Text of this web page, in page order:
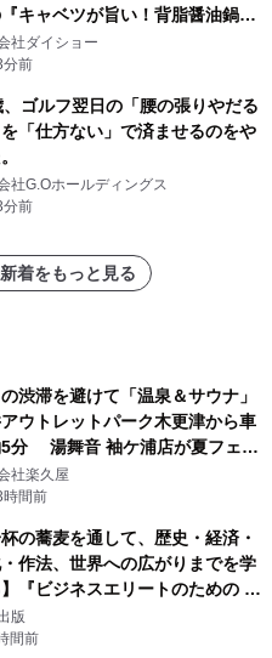
『キャベツが旨い！背脂醤油鍋ス
発売
社ダイショー
分前
ゴルフ翌日の「腰の張りやだる
「仕方ない」で済ませるのをや
社G.Oホールディングス
分前
着をもっと見る
渋滞を避けて「温泉＆サウナ」
ウトレットパーク木更津から車
分 湯舞音 袖ケ浦店が夏フェア
ーを提供
社楽久屋
時間前
杯の蕎麦を通して、歴史・経済・
作法、世界への広がりまでを学
『ビジネスエリートのための 教
ての蕎麦』2026年8月25日
発売
版
間前